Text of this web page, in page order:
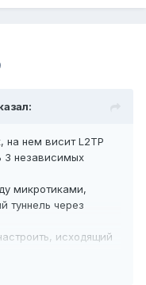
на нем висит L2TP
3 независимых
микротиками,
туннель через
исходящий